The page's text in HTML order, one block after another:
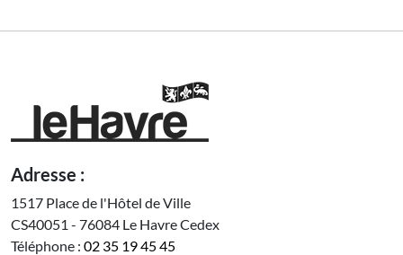
Adresse :
1517 Place de l'Hôtel de Ville
CS40051 - 76084 Le Havre Cedex
Téléphone : 02 35 19 45 45